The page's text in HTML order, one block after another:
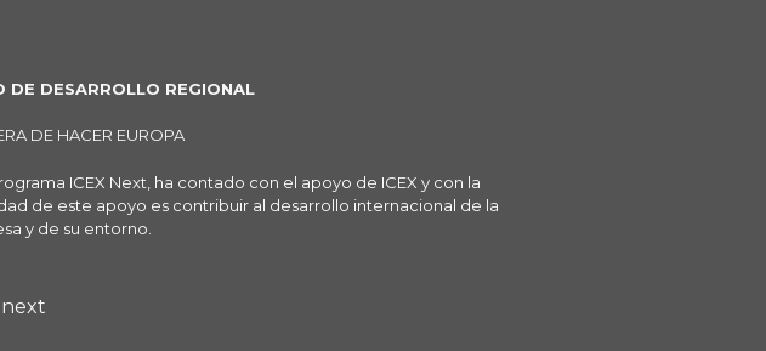
DE DESARROLLO REGIONAL
DE HACER EUROPA
ICEX Next, ha contado con el apoyo de ICEX y con la
de este apoyo es contribuir al desarrollo internacional de la
y de su entorno.